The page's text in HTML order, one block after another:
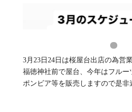
3月23日24日は桜屋台出店の為営
福徳神社前で屋台、今年はフルー
ポンビア等を販売しますので是